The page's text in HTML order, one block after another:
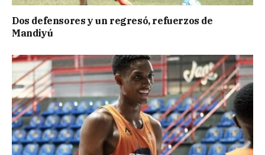
Dos defensores y un regresó, refuerzos de
Mandiyú